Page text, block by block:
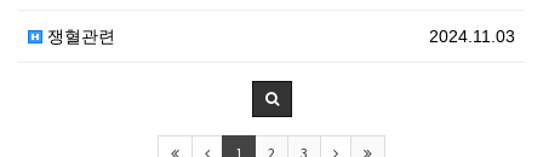
2024.11.03
쟁혈관련
1 2 3